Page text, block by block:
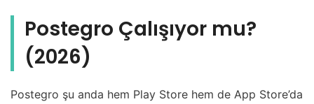
Postegro Çalışıyor mu?
(2026)
Postegro şu anda hem Play Store hem de App Store’da